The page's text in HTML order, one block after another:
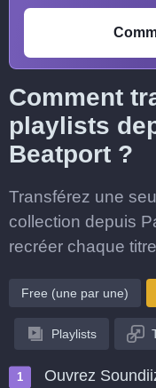
Comment
playlists
Beatport ?
Transférez une
collection depuis
recréer chaque
Free (une par une)
Playlists
Ouvrez